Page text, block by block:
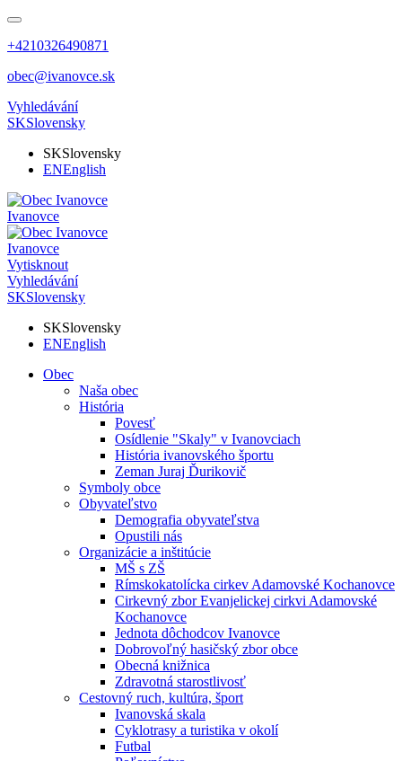
+4210326490871
obec@ivanovce.sk
Vyhledávání
SKSlovensky
SKSlovensky
ENEnglish
Ivanovce
Ivanovce
Vytisknout
Vyhledávání
SKSlovensky
SKSlovensky
ENEnglish
Obec
Naša obec
História
Povesť
Osídlenie "Skaly" v Ivanovciach
História ivanovského športu
Zeman Juraj Ďurikovič
Symboly obce
Obyvateľstvo
Demografia obyvateľstva
Opustili nás
Organizácie a inštitúcie
MŠ s ZŠ
Rímskokatolícka cirkev Adamovské Kochanovce
Cirkevný zbor Evanjelickej cirkvi Adamovské
Kochanovce
Jednota dôchodcov Ivanovce
Dobrovoľný hasičský zbor obce
Obecná knižnica
Zdravotná starostlivosť
Cestovný ruch, kultúra, šport
Ivanovská skala
Cyklotrasy a turistika v okolí
Futbal